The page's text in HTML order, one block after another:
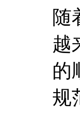
随
越
的
规